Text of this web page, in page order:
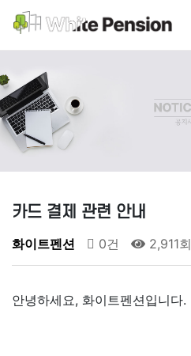
카드 결제 관련 안내
화이트펜션 0건 2,911회
안녕하세요, 화이트펜션입니다.